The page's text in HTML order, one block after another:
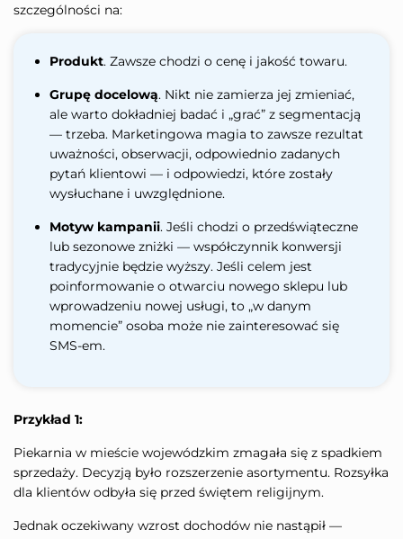
szczególności na:
Produkt. Zawsze chodzi o cenę i jakość towaru.
Grupę docelową. Nikt nie zamierza jej zmieniać,
ale warto dokładniej badać i „grać” z segmentacją
— trzeba. Marketingowa magia to zawsze rezultat
uważności, obserwacji, odpowiednio zadanych
pytań klientowi — i odpowiedzi, które zostały
wysłuchane i uwzględnione.
Motyw kampanii. Jeśli chodzi o przedświąteczne
lub sezonowe zniżki — współczynnik konwersji
tradycyjnie będzie wyższy. Jeśli celem jest
poinformowanie o otwarciu nowego sklepu lub
wprowadzeniu nowej usługi, to „w danym
momencie” osoba może nie zainteresować się
SMS-em.
Przykład 1:
Piekarnia w mieście wojewódzkim zmagała się z spadkiem
sprzedaży. Decyzją było rozszerzenie asortymentu. Rozsyłka
dla klientów odbyła się przed świętem religijnym.
Jednak oczekiwany wzrost dochodów nie nastąpił —